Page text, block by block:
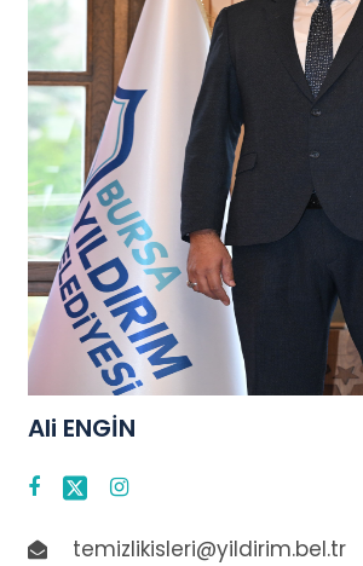
Ali ENGİN
temizlikisleri@yildirim.bel.tr